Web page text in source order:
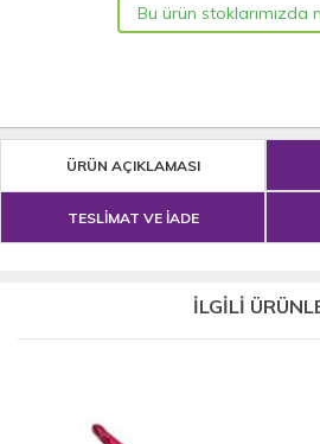
Bu ürün stoklarımızda
ÜRÜN AÇIKLAMASI
TESLİMAT VE İADE
İLGİLİ